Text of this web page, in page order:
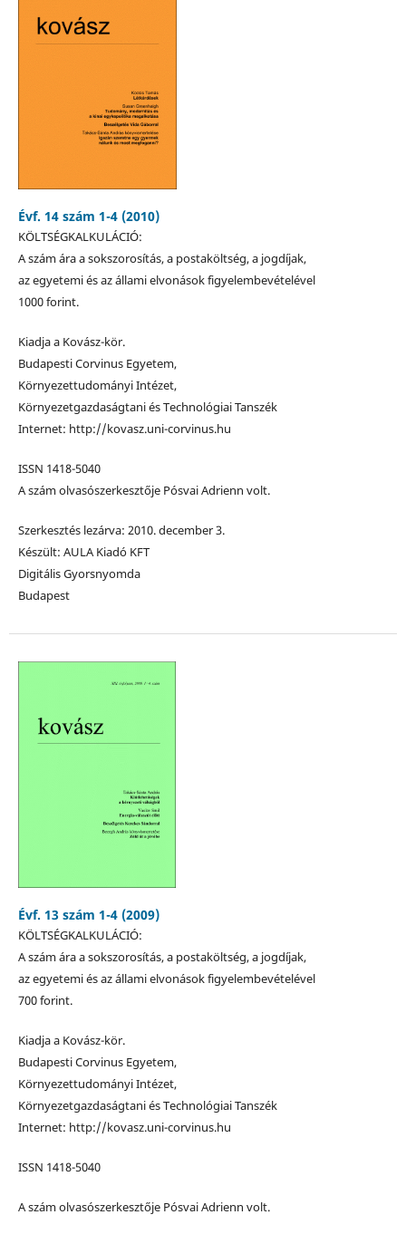
Évf. 14 szám 1-4 (2010)
KÖLTSÉGKALKULÁCIÓ:
A szám ára a sokszorosítás, a postaköltség, a jogdíjak,
az egyetemi és az állami elvonások figyelembevételével
1000 forint.
Kiadja a Kovász-kör.
Budapesti Corvinus Egyetem,
Környezettudományi Intézet,
Környezetgazdaságtani és Technológiai Tanszék
Internet: http://kovasz.uni-corvinus.hu
ISSN 1418-5040
A szám olvasószerkesztője Pósvai Adrienn volt.
Szerkesztés lezárva: 2010. december 3.
Készült: AULA Kiadó KFT
Digitális Gyorsnyomda
Budapest
Évf. 13 szám 1-4 (2009)
KÖLTSÉGKALKULÁCIÓ:
A szám ára a sokszorosítás, a postaköltség, a jogdíjak,
az egyetemi és az állami elvonások figyelembevételével
700 forint.
Kiadja a Kovász-kör.
Budapesti Corvinus Egyetem,
Környezettudományi Intézet,
Környezetgazdaságtani és Technológiai Tanszék
Internet: http://kovasz.uni-corvinus.hu
ISSN 1418-5040
A szám olvasószerkesztője Pósvai Adrienn volt.